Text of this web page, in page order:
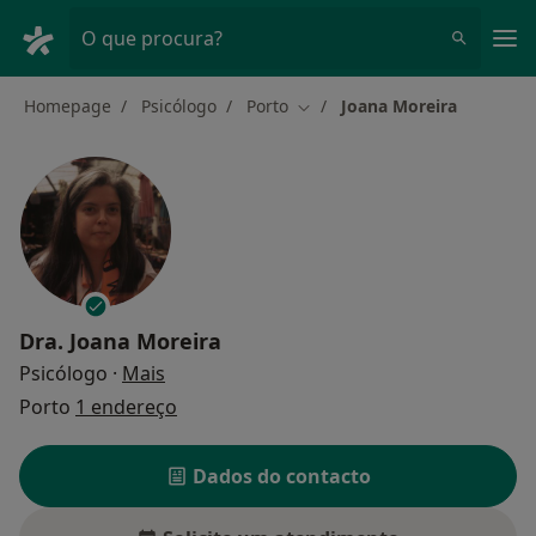
O que procura?
Homepage Psicólogo Porto Mudar de cidade
Joana Moreira
Dra. Joana Moreira
Psicólogo · Mais
Porto 1 endereço
Dados do contacto